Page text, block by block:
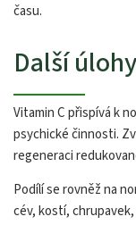
času.
Další
Vitamin C přispívá k
psychické činnosti.
regeneraci
Podílí se rovněž na
cév, kostí,